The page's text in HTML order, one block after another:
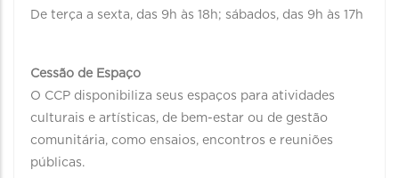
De terça a sexta, das 9h às 18h; sábados, das 9h às 17h
Cessão de Espaço
O CCP disponibiliza seus espaços para atividades
culturais e artísticas, de bem-estar ou de gestão
comunitária, como ensaios, encontros e reuniões
públicas.